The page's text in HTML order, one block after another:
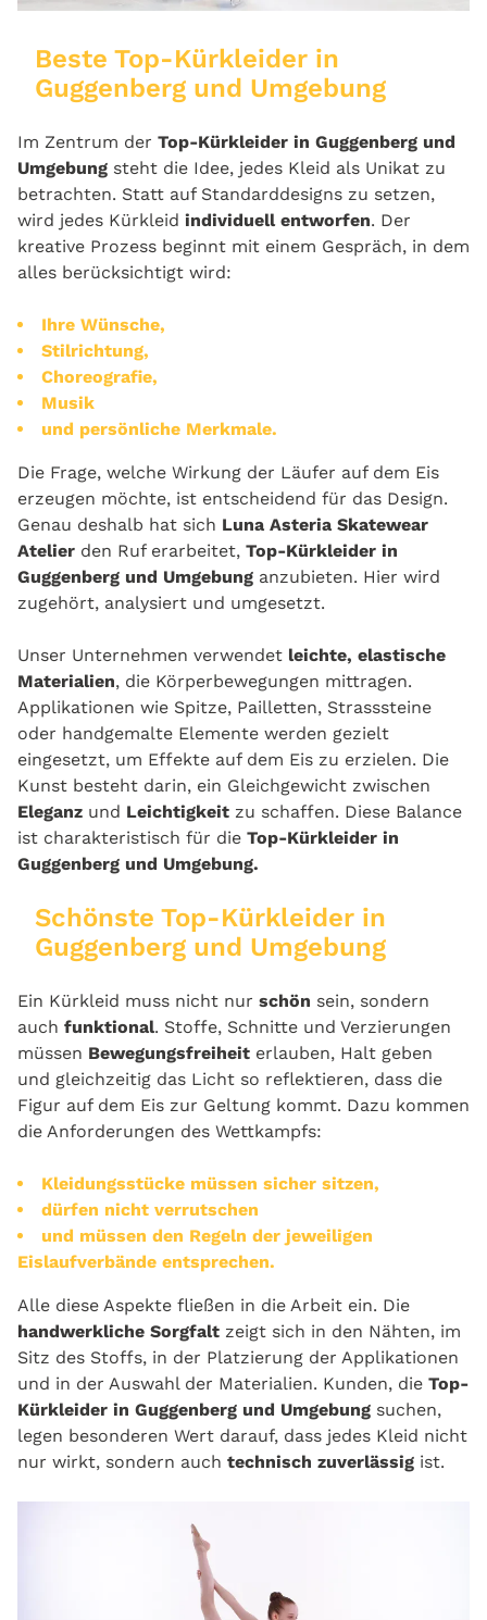
Beste Top-Kürkleider in
Guggenberg und Umgebung
Im Zentrum der Top-Kürkleider in Guggenberg und
Umgebung steht die Idee, jedes Kleid als Unikat zu
betrachten. Statt auf Standarddesigns zu setzen,
wird jedes Kürkleid individuell entworfen. Der
kreative Prozess beginnt mit einem Gespräch, in dem
alles berücksichtigt wird:
Ihre Wünsche,
Stilrichtung,
Choreografie,
Musik
und persönliche Merkmale.
Die Frage, welche Wirkung der Läufer auf dem Eis
erzeugen möchte, ist entscheidend für das Design.
Genau deshalb hat sich Luna Asteria Skatewear
Atelier den Ruf erarbeitet, Top-Kürkleider in
Guggenberg und Umgebung anzubieten. Hier wird
zugehört, analysiert und umgesetzt.
Unser Unternehmen verwendet leichte, elastische
Materialien, die Körperbewegungen mittragen.
Applikationen wie Spitze, Pailletten, Strasssteine
oder handgemalte Elemente werden gezielt
eingesetzt, um Effekte auf dem Eis zu erzielen. Die
Kunst besteht darin, ein Gleichgewicht zwischen
Eleganz und Leichtigkeit zu schaffen. Diese Balance
ist charakteristisch für die Top-Kürkleider in
Guggenberg und Umgebung.
Schönste Top-Kürkleider in
Guggenberg und Umgebung
Ein Kürkleid muss nicht nur schön sein, sondern
auch funktional. Stoffe, Schnitte und Verzierungen
müssen Bewegungsfreiheit erlauben, Halt geben
und gleichzeitig das Licht so reflektieren, dass die
Figur auf dem Eis zur Geltung kommt. Dazu kommen
die Anforderungen des Wettkampfs:
Kleidungsstücke müssen sicher sitzen,
dürfen nicht verrutschen
und müssen den Regeln der jeweiligen
Eislaufverbände entsprechen.
Alle diese Aspekte fließen in die Arbeit ein. Die
handwerkliche Sorgfalt zeigt sich in den Nähten, im
Sitz des Stoffs, in der Platzierung der Applikationen
und in der Auswahl der Materialien. Kunden, die Top-
Kürkleider in Guggenberg und Umgebung suchen,
legen besonderen Wert darauf, dass jedes Kleid nicht
nur wirkt, sondern auch technisch zuverlässig ist.